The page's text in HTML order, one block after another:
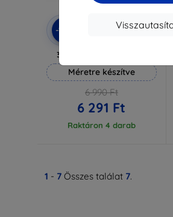
-10%
Kedvezmény
3mk Hammer védőfólia
Méretre készítve
6 990 Ft
6 291 Ft
Raktáron 4 darab
1 - 7 Összes találat 7.